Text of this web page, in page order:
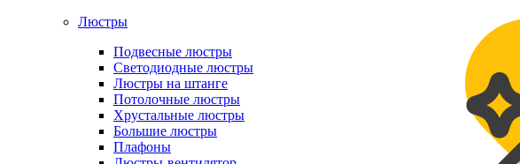
Люстры
Подвесные люстры
Светодиодные люстры
Люстры на штанге
Потолочные люстры
Хрустальные люстры
Большие люстры
Плафоны